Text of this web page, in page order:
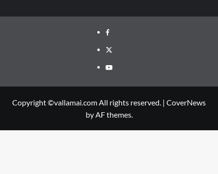
Facebook
Twitter
Youtube
Copyright ©vallamai.com All rights reserved. | CoverNews
by AF themes.